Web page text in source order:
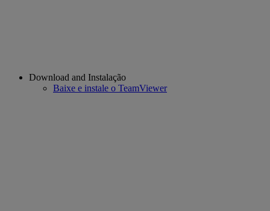
Download and Instalação
Baixe e instale o TeamViewer